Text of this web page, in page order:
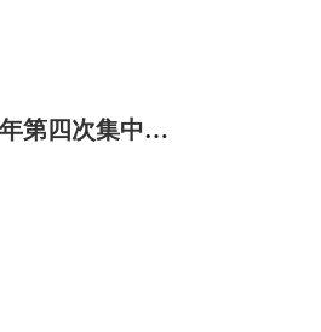
大理日报 | 州人大常委会党组理论学习中心组举行2026年第四次集中学习